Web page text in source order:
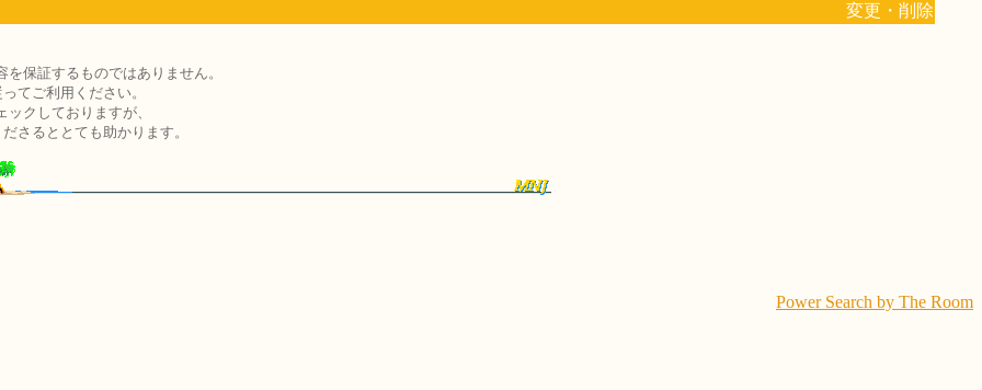
変更・削除
保証するものではありません。
てご利用ください。
クしておりますが、
さるととても助かります。
Power Search by The Room